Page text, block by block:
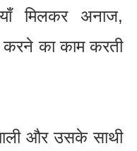
मिलकर अनाज,
का काम करती
और उसके साथी